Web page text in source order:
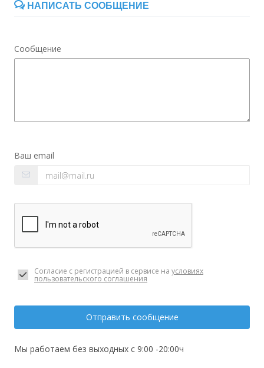
НАПИСАТЬ СООБЩЕНИЕ
Сообщение
Ваш email
Согласие с регистрацией в сервисе на условиях
пользовательского соглашения
Отправить сообщение
Мы работаем без выходных с 9:00 -20:00ч